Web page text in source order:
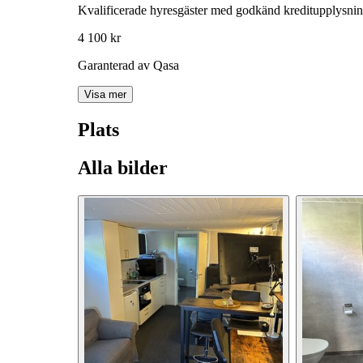
Kvalificerade hyresgäster med godkänd
4 100 kr
Garanterad av Qasa
Visa mer
Plats
Alla bilder